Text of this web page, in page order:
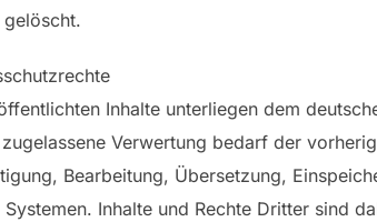
Inhalte unterliegen dem
Verwertung bedarf der
Bearbeitung, Übersetzung,
Inhalte und Rechte Dritter sind